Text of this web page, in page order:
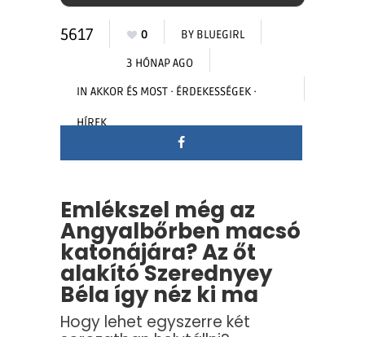
5617 0 BY BLUEGIRL
3 HÓNAP AGO
IN AKKOR ÉS MOST · ÉRDEKESSÉGEK ·
HÍREK
Emlékszel még az
Angyalbőrben macsó
katonájára? Az őt
alakító Szerednyey
Béla így néz ki ma
Hogy lehet egyszerre két